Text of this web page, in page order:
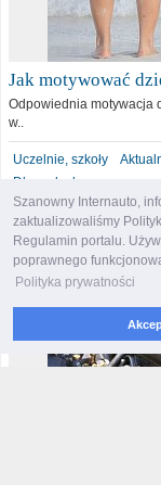
Szanowny Internauto,
zaktualizowaliśmy
Regulamin portalu.
poprawnego
Polityka prywatności
Jak motywować
Odpowiednia motywacja
w..
Uczelnie, szkoły
Dla malucha
motoryzacja